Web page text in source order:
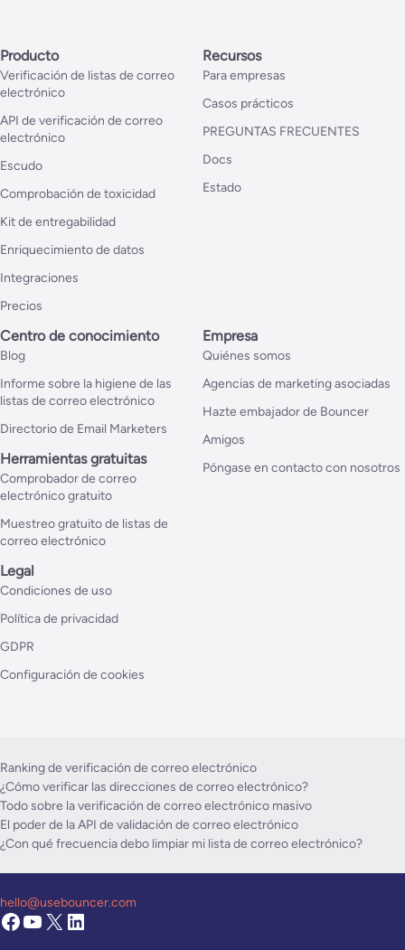
Producto
Verificación de listas de correo
electrónico
API de verificación de correo
electrónico
Escudo
Comprobación de toxicidad
Kit de entregabilidad
Enriquecimiento de datos
Integraciones
Precios
Recursos
Para empresas
Casos prácticos
PREGUNTAS FRECUENTES
Docs
Estado
Centro de conocimiento
Blog
Informe sobre la higiene de las
listas de correo electrónico
Directorio de Email Marketers
Herramientas gratuitas
Comprobador de correo
electrónico gratuito
Muestreo gratuito de listas de
correo electrónico
Empresa
Quiénes somos
Agencias de marketing asociadas
Hazte embajador de Bouncer
Amigos
Póngase en contacto con nosotros
Legal
Condiciones de uso
Política de privacidad
GDPR
Configuración de cookies
Ranking de verificación de correo electrónico
¿Cómo verificar las direcciones de correo electrónico?
Todo sobre la verificación de correo electrónico masivo
El poder de la API de validación de correo electrónico
¿Con qué frecuencia debo limpiar mi lista de correo electrónico?
hello@usebouncer.com